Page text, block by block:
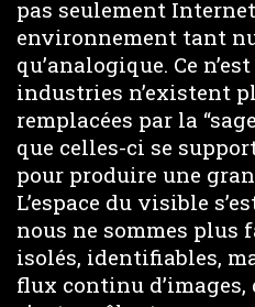
pas seulement
environnement tant
qu’analogique. Ce
industries n’existent
remplacées par la
que celles-ci se
pour produire une
L’espace du visible
nous ne sommes plus
isolés, identifiables,
flux continu d’images,